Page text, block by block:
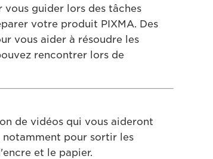
guider lors des tâches
votre produit PIXMA. Des
vous aider à résoudre les
rencontrer lors de
de vidéos qui vous aideront
pour sortir les
et le papier.